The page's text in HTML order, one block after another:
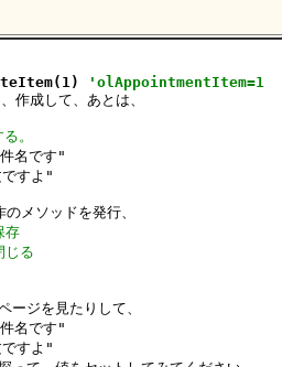
'olAppointmentItem=1
作成して、あとは、
。
名です"
すよ"
メソッドを発行、
存
じる
ージを見たりして、
名です"
すよ"